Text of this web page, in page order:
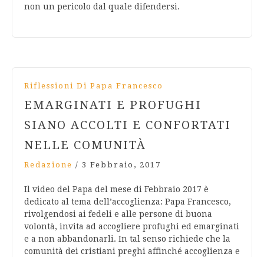
non un pericolo dal quale difendersi.
Riflessioni Di Papa Francesco
EMARGINATI E PROFUGHI
SIANO ACCOLTI E CONFORTATI
NELLE COMUNITÀ
Redazione / 3 Febbraio, 2017
Il video del Papa del mese di Febbraio 2017 è
dedicato al tema dell’accoglienza: Papa Francesco,
rivolgendosi ai fedeli e alle persone di buona
volontà, invita ad accogliere profughi ed emarginati
e a non abbandonarli. In tal senso richiede che la
comunità dei cristiani preghi affinché accoglienza e